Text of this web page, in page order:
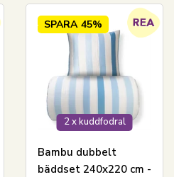
2 x kuddfodral
SPARA 45%
Bambu dubbelt
bäddset 240x220 cm -